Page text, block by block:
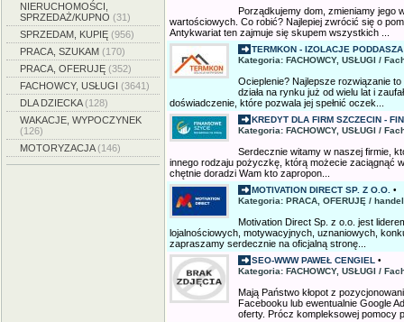
NIERUCHOMOŚCI,
SPRZEDAŻ/KUPNO (31)
SPRZEDAM, KUPIĘ (956)
PRACA, SZUKAM (170)
PRACA, OFERUJĘ (352)
FACHOWCY, USŁUGI (3641)
DLA DZIECKA(128)
WAKACJE, WYPOCZYNEK
(126)
MOTORYZACJA(146)
Porządkujemy dom, zmieniamy jego
wartościowych. Co robić? Najlepiej zwrócić się o
Antykwariat ten zajmuje się skupem wszystkich ...
TERMKON - IZOLACJE
Kategoria: FACHOWCY, USŁUGI /
Ocieplenie? Najlepsze rozwiązanie
działa na rynku już od wielu lat i
doświadczenie, które pozwala jej spełnić oczek...
KREDYT DLA FIRM SZCZECIN -
Kategoria: FACHOWCY, USŁUGI /
Serdecznie witamy w naszej firmie,
innego rodzaju pożyczkę, którą możecie zaciągnąć
chętnie doradzi Wam kto zapropon...
MOTIVATION DIRECT SP. Z O.O. •
Kategoria: PRACA, OFERUJĘ /
Motivation Direct Sp. z o.o. jest
lojalnościowych, motywacyjnych, uznaniowych,
zapraszamy serdecznie na oficjalną stronę...
SEO-WWW PAWEŁ CENGIEL •
Kategoria: FACHOWCY, USŁUGI /
Mają Państwo kłopot z
Facebooku lub ewentualnie Google
oferty. Prócz kompleksowej pomocy